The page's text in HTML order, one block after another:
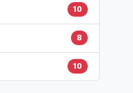
10
8
10